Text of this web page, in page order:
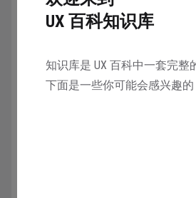
为英文或数字文本设置一些常见的
“Arial”，“Futura” 等。
并且可以设置多个字体，通过逗
体用户没有，那么会自动替换成下
UX 百科知识库
知识库是 UX 百科中一套完整
下面是一些你可能会感兴趣的